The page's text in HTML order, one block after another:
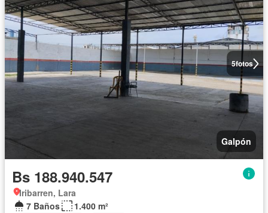
5fotos
Galpón
Bs 188.940.547
Iribarren, Lara
7 Baños
1.400 m²